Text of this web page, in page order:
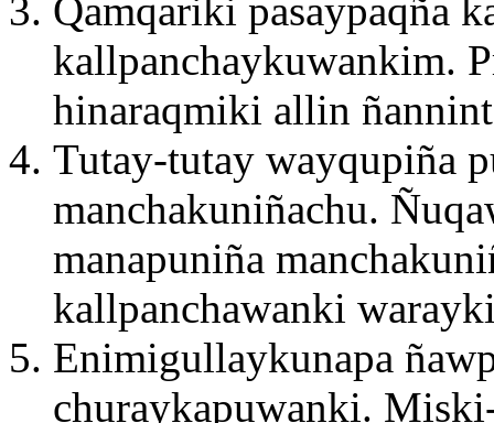
Qamqariki pasaypaqña
kallpanchaykuwankim.
hinaraqmiki allin
Tutay-tutay wayqupiña
manchakuniñachu.
manapuniña
kallpanchawanki
Enimigullaykunapa
churaykapuwanki.